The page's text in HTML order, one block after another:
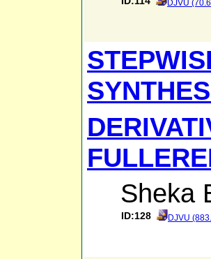
DJVU
Sheka
ID:128 DJVU